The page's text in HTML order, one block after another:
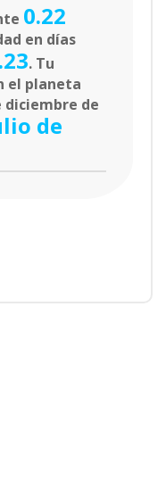
0.22
en días
. Tu
el planeta
diciembre de
de